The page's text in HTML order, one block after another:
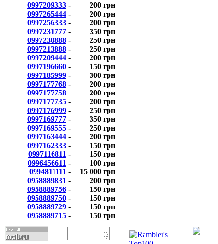
0997209333 -
200 грн
0997265444 -
200 грн
0997256333 -
200 грн
0997231777 -
350 грн
0997230888 -
250 грн
0997213888 -
250 грн
0997209444 -
200 грн
0997196660 -
150 грн
0997185999 -
300 грн
0997177768 -
200 грн
0997177758 -
200 грн
0997177735 -
200 грн
0997176999 -
250 грн
0997169777 -
350 грн
0997169555 -
250 грн
0997163444 -
200 грн
0997162333 -
150 грн
0997116811 -
150 грн
0996456611 -
100 грн
0994811111 -
15 000 грн
0958889831 -
200 грн
0958889756 -
150 грн
0958889750 -
150 грн
0958889729 -
150 грн
0958889715 - 150 грн